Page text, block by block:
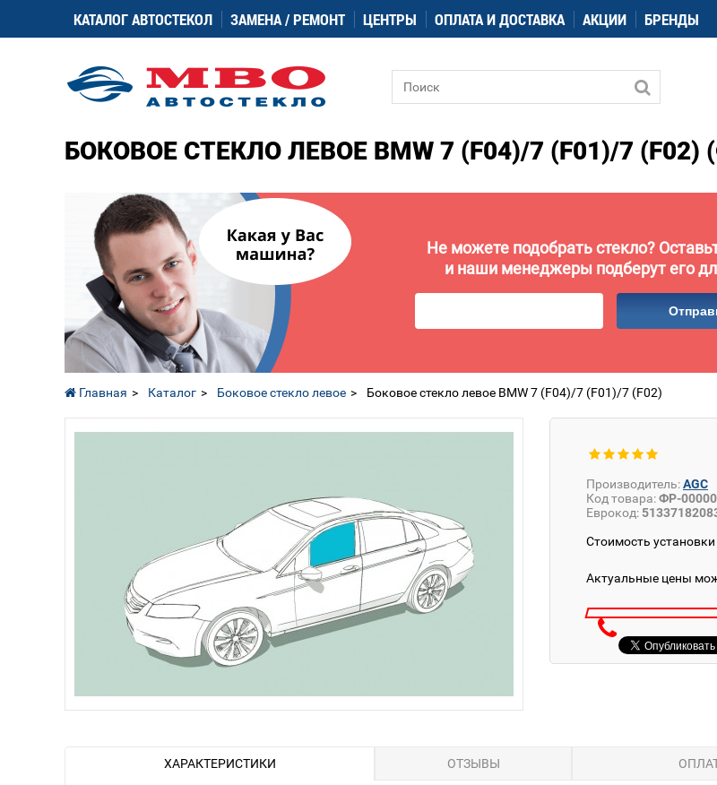
КАТАЛОГ АВТОСТЕКОЛ ЗАМЕНА / РЕМОНТ ЦЕНТРЫ ОПЛАТА И ДОСТАВКА АКЦИИ БРЕНДЫ
БОКОВОЕ СТЕКЛО ЛЕВОЕ BMW 7 (F04)/7 (F01)/7 (F02)
Не можете подобрать стекло?
и наши менеджеры подберут его
Главная Каталог Боковое стекло левое Боковое стекло левое BMW 7 (F04)/7 (F01)/7 (F02)
Производитель:AGC
Код товара:ФР-
Еврокод:
Стоимость установки
Актуальные цены
ХАРАКТЕРИСТИКИ ОТЗЫВЫ